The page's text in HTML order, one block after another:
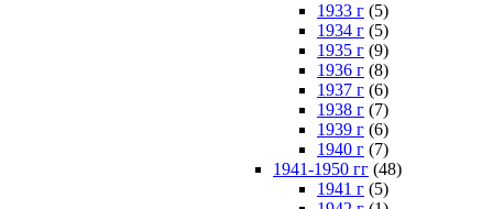
1933 г (5)
1934 г (5)
1935 г (9)
1936 г (8)
1937 г (6)
1938 г (7)
1939 г (6)
1940 г (7)
1941-1950 гг (48)
1941 г (5)